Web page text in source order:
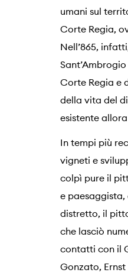
umani sul
Corte Regia,
Nell’865,
Corte Regia e
della vita del
esistente
In tempi più
vigneti e
colpì pure il
e paesaggista,
distretto, il
che lasciò
contatti con il
Gonzato,